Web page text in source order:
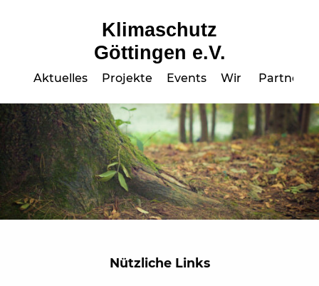
Klimaschutz
Göttingen e.V.
Aktuelles Projekte Events Wir Partner
Nützliche Links